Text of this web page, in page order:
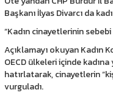
Başkanı İlyas Divarcı da
“Kadın cinayetlerinin
Açıklamayı okuyan Kadın
OECD ülkeleri içinde
hatırlatarak, cinayetlerin
vurguladı.